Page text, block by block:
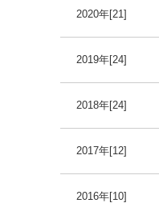
2020年[21]
2019年[24]
2018年[24]
2017年[12]
2016年[10]